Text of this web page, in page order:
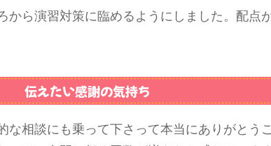
から演習対策に臨めるようにしました。配点
伝えたい感謝の気持ち
な相談にも乗って下さって本当にありがとう